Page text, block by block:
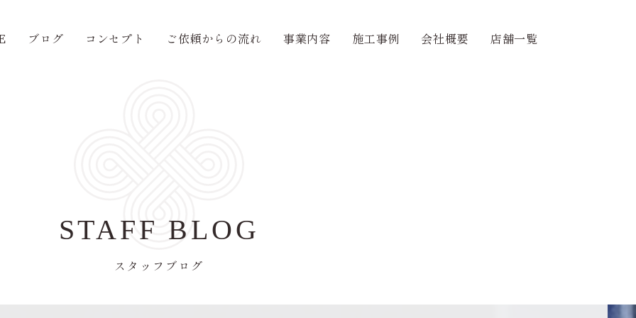
ブログ コンセプト ご依頼からの流れ 事業内容 施工事例 会社概要 店舗一覧
STAFF BLOG
スタッフブログ